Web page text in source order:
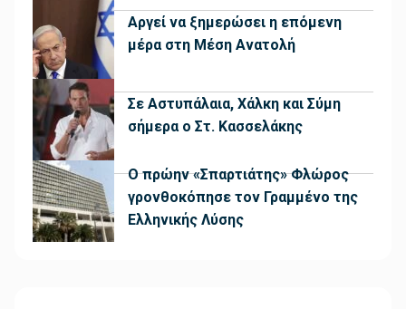
Αργεί να ξημερώσει η επόμενη
μέρα στη Μέση Ανατολή
Σε Αστυπάλαια, Χάλκη και Σύμη
σήμερα ο Στ. Κασσελάκης
Ο πρώην «Σπαρτιάτης» Φλώρος
γρονθοκόπησε τον Γραμμένο της
Ελληνικής Λύσης